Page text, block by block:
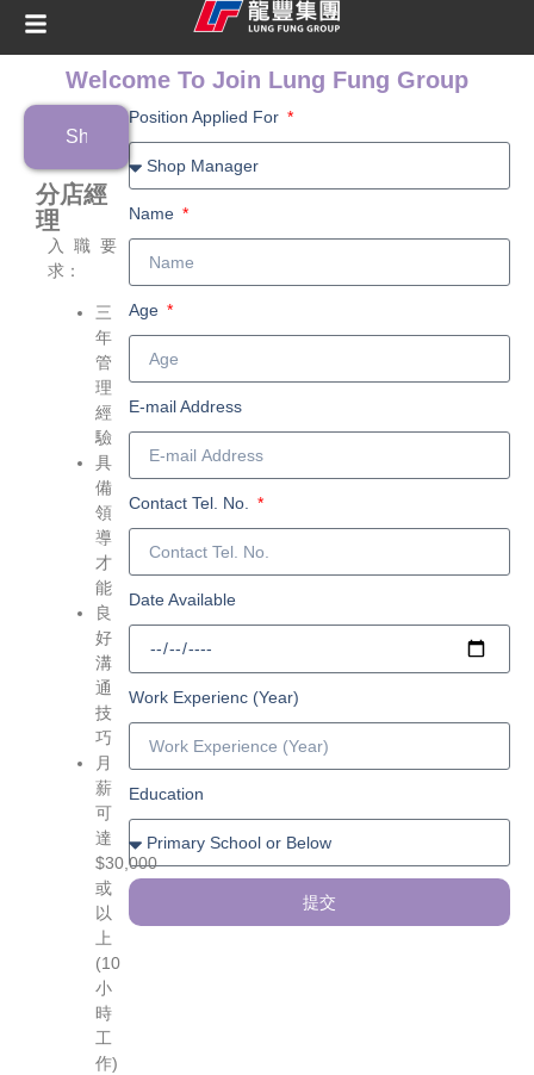
Welcome To Join Lung Fung Group
Position Applied For
Name
Age
E-mail Address
Contact Tel. No.
Date Available
Work Experienc (Year)
Education
提交
Shop Manager
分店經
理
入職要
求：
三
年
管
理
經
驗
具
備
領
導
才
能
良
好
溝
通
技
巧
月
薪
可
達
$30,000
或
以
上
(10
小
時
工
作)